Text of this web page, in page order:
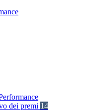
dei premi 14